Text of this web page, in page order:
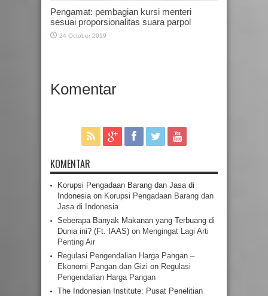
Pengamat: pembagian kursi menteri
sesuai proporsionalitas suara parpol
24 October 2019
Komentar
KOMENTAR
Korupsi Pengadaan Barang dan Jasa di
Indonesia on Korupsi Pengadaan Barang dan
Jasa di Indonesia
Seberapa Banyak Makanan yang Terbuang di
Dunia ini? (Ft. IAAS) on Mengingat Lagi Arti
Penting Air
Regulasi Pengendalian Harga Pangan –
Ekonomi Pangan dan Gizi on Regulasi
Pengendalian Harga Pangan
The Indonesian Institute: Pusat Penelitian